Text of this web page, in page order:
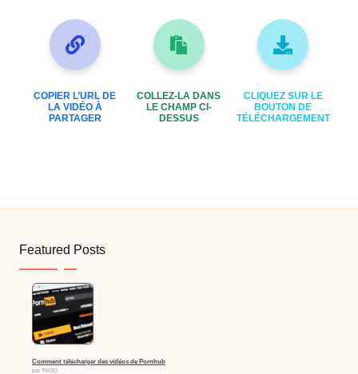
COPIER L’URL DE
LA VIDÉO À
PARTAGER
COLLEZ-LA DANS
LE CHAMP CI-
DESSUS
CLIQUEZ SUR LE
BOUTON DE
TÉLÉCHARGEMENT
Featured Posts
Comment télécharger des vidéos de Pornhub
par TikDD